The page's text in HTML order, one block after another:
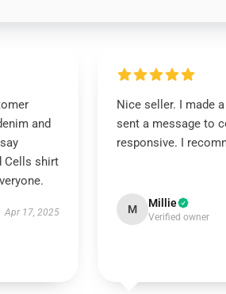
and
Cells shirt
Apr 17, 2025
Nice seller. I made
sent a message to
responsive. I
M Millie
Verified owner